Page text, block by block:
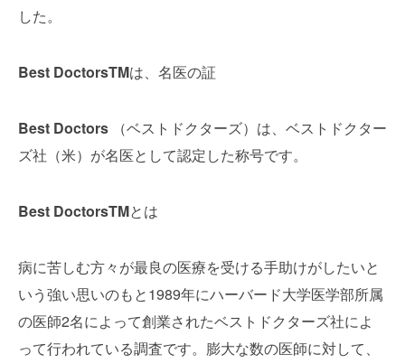
した。
Best DoctorsTMは、名医の証
Best Doctors （ベストドクターズ）は、ベストドクター
ズ社（米）が名医として認定した称号です。
Best DoctorsTMとは
病に苦しむ方々が最良の医療を受ける手助けがしたいと
いう強い思いのもと1989年にハーバード大学医学部所属
の医師2名によって創業されたベストドクターズ社によ
って行われている調査です。膨大な数の医師に対して、